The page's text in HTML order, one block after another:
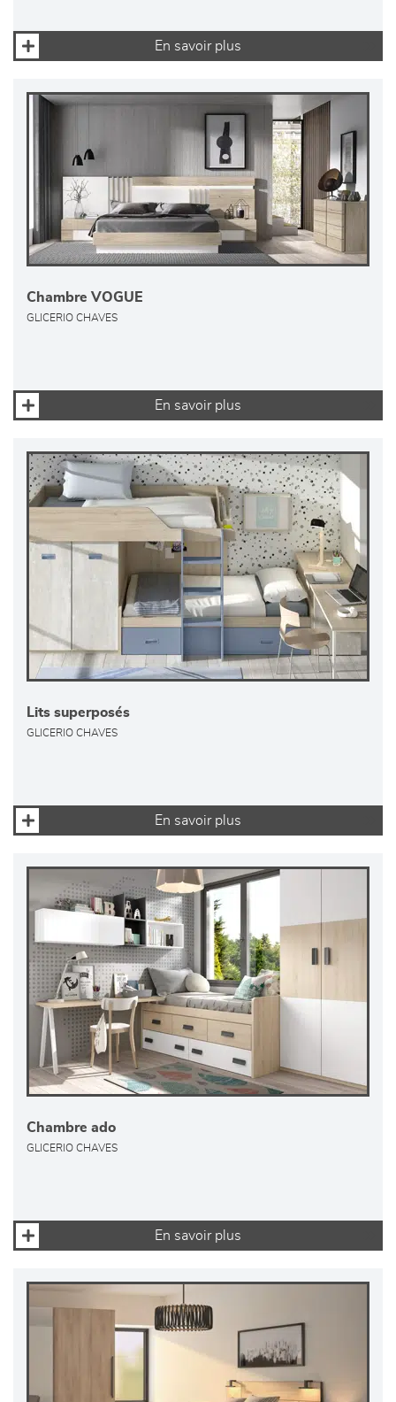
En savoir plus
Chambre VOGUE
GLICERIO CHAVES
En savoir plus
Lits superposés
GLICERIO CHAVES
En savoir plus
Chambre ado
GLICERIO CHAVES
En savoir plus